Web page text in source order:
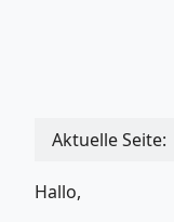
Aktuelle Seite:
Hallo,